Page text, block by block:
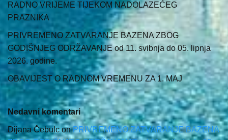
RADNO VRIJEME TIJEKOM NADOLAZEĆEG
PRAZNIKA
PRIVREMENO ZATVARANJE BAZENA ZBOG
GODIŠNJEG ODRŽAVANJE od 11. svibnja do 05. lipnja
2026. godine.
OBAVIJEST O RADNOM VREMENU ZA 1. MAJ
Nedavni komentari
Dijana ČebulconPRIVREMENO ZATVARANJE BAZENA